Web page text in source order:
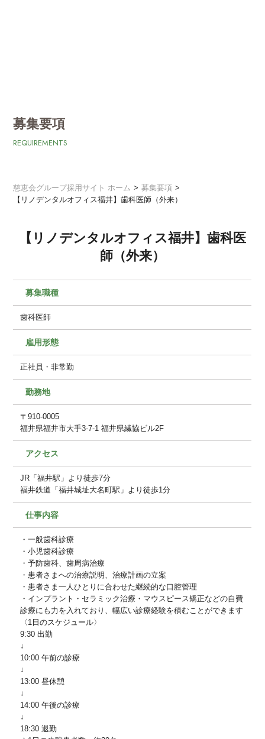
募集要項
REQUIREMENTS
慈恵会グループ採用サイト ホーム
募集要項
【リノデンタルオフィス福井】歯科医師（外来）
【リノデンタルオフィス福井】歯科医
師（外来）
募集職種
歯科医師
雇用形態
正社員・非常勤
勤務地
〒910-0005
福井県福井市大手3-7-1 福井県繊協ビル2F
アクセス
JR「福井駅」より徒歩7分
福井鉄道「福井城址大名町駅」より徒歩1分
仕事内容
・一般歯科診療
・小児歯科診療
・予防歯科、歯周病治療
・患者さまへの治療説明、治療計画の立案
・患者さま一人ひとりに合わせた継続的な口腔管理
・インプラント・セラミック治療・マウスピース矯正などの自費
診療にも力を入れており、幅広い診療経験を積むことができます
〈1日のスケジュール〉
9:30 出勤
↓
10:00 午前の診療
↓
13:00 昼休憩
↓
14:00 午後の診療
↓
18:30 退勤